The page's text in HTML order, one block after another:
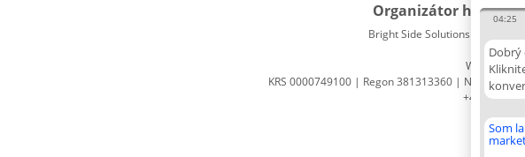
04:25
Dobrý
Som
Organizátor
Bright Side Solutions sp. z o. o.
ul.
Wrocław
KRS 0000749100 | Regon 381313360 | NIP
+48 508